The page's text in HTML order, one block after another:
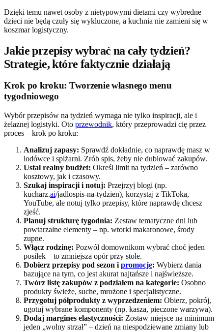
Dzięki temu nawet osoby z nietypowymi dietami czy wybredne
dzieci nie będą czuły się wykluczone, a kuchnia nie zamieni się w
koszmar logistyczny.
Jakie przepisy wybrać na cały tydzień?
Strategie, które faktycznie działają
Krok po kroku: Tworzenie własnego menu
tygodniowego
Wybór przepisów na tydzień wymaga nie tylko inspiracji, ale i
żelaznej logistyki. Oto przewodnik, który przeprowadzi cię przez
proces – krok po kroku:
Analizuj zapasy: Sprawdź dokładnie, co naprawdę masz w
lodówce i spiżarni. Zrób spis, żeby nie dublować zakupów.
Ustal realny budżet: Określ limit na tydzień – zarówno
kosztowy, jak i czasowy.
Szukaj inspiracji i notuj: Przejrzyj blogi (np.
kucharz.ai/jadlospis-na-tydzien), korzystaj z TikToka,
YouTube, ale notuj tylko przepisy, które naprawdę chcesz
zjeść.
Planuj strukturę tygodnia: Zestaw tematyczne dni lub
powtarzalne elementy – np. wtorki makaronowe, środy
zupne.
Włącz rodzinę: Pozwól domownikom wybrać choć jeden
posiłek – to zmniejsza opór przy stole.
Dobierz przepisy pod sezon i promocje: Wybierz dania
bazujące na tym, co jest akurat najtańsze i najświeższe.
Twórz listę zakupów z podziałem na kategorie: Osobno
produkty świeże, suche, mrożone i specjalistyczne.
Przygotuj półprodukty z wyprzedzeniem: Obierz, pokrój,
ugotuj wybrane komponenty (np. kasza, pieczone warzywa).
Dodaj margines elastyczności: Zostaw miejsce na minimum
jeden „wolny strzał” – dzień na niespodziewane zmiany lub